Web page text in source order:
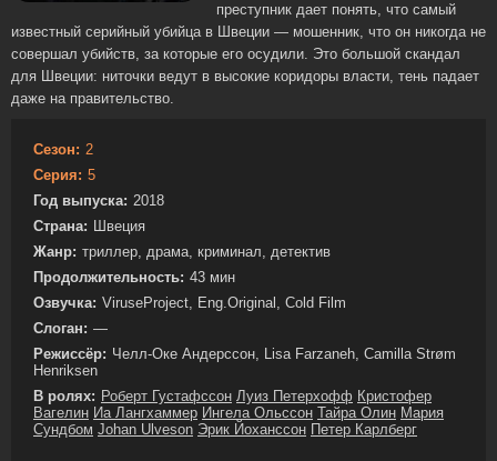
преступник дает понять, что самый
известный серийный убийца в Швеции — мошенник, что он никогда не
совершал убийств, за которые его осудили. Это большой скандал
для Швеции: ниточки ведут в высокие коридоры власти, тень падает
даже на правительство.
Сезон: 2
Серия: 5
Год выпуска: 2018
Страна: Швеция
Жанр: триллер, драма, криминал, детектив
Продолжительность: 43 мин
Озвучка: ViruseProject, Eng.Original, Cold Film
Слоган: —
Режиссёр: Челл-Оке Андерссон, Lisa Farzaneh, Camilla Strøm
Henriksen
В ролях: Роберт Густафссон Луиз Петерхофф Кристофер
Вагелин Иа Лангхаммер Ингела Ольссон Тайра Олин Мария
Сундбом Johan Ulveson Эрик Йоханссон Петер Карлберг